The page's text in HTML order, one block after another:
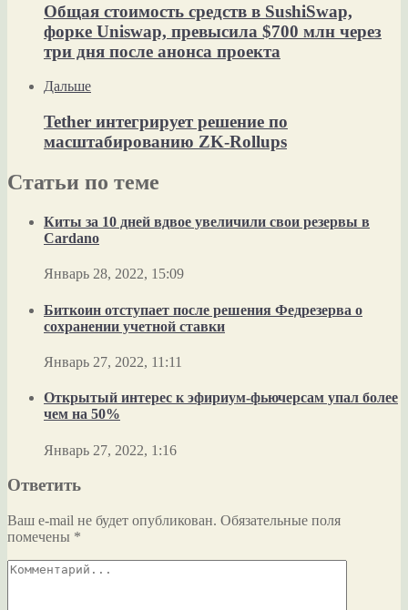
Общая стоимость средств в SushiSwap,
форке Uniswap, превысила $700 млн через
три дня после анонса проекта
Дальше
Tether интегрирует решение по
масштабированию ZK-Rollups
Статьи по теме
Киты за 10 дней вдвое увеличили свои резервы в
Cardano
Январь 28, 2022, 15:09
Биткоин отступает после решения Федрезерва о
сохранении учетной ставки
Январь 27, 2022, 11:11
Открытый интерес к эфириум-фьючерсам упал более
чем на 50%
Январь 27, 2022, 1:16
Ответить
Ваш e-mail не будет опубликован. Обязательные поля
помечены *